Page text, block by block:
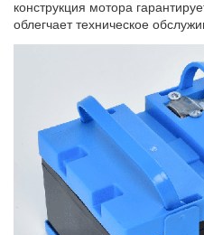
конструкция мотора
облегчает техническое